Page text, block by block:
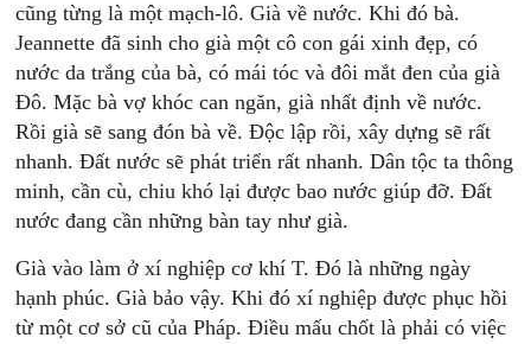
cũng từng là một mạch-lô. Già về nước. Khi đó bà.
Jeannette đã sinh cho già một cô con gái xinh đẹp, có
nước da trắng của bà, có mái tóc và đôi mắt đen của già
Đô. Mặc bà vợ khóc can ngăn, già nhất định về nước.
Rồi già sẽ sang đón bà về. Độc lập rồi, xây dựng sẽ rất
nhanh. Đất nước sẽ phát triển rất nhanh. Dân tộc ta thông
minh, cần cù, chiu khó lại được bao nước giúp đỡ. Đất
nước đang cần những bàn tay như già.
Già vào làm ở xí nghiệp cơ khí T. Đó là những ngày
hạnh phúc. Già bảo vậy. Khi đó xí nghiệp được phục hồi
từ một cơ sở cũ của Pháp. Điều mấu chốt là phải có việc